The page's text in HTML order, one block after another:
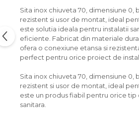
Sita inox chiuveta 70, dimensiune 0,
rezistent si usor de montat, ideal
este solutia ideala pentru instalatii
eficiente. Fabricat din materiale
ofera o conexiune etansa si
perfect pentru orice proiect de
Sita inox chiuveta 70, dimensiune 0,
rezistent si usor de montat, ideal
este un produs fiabil pentru orice tip
sanitara.